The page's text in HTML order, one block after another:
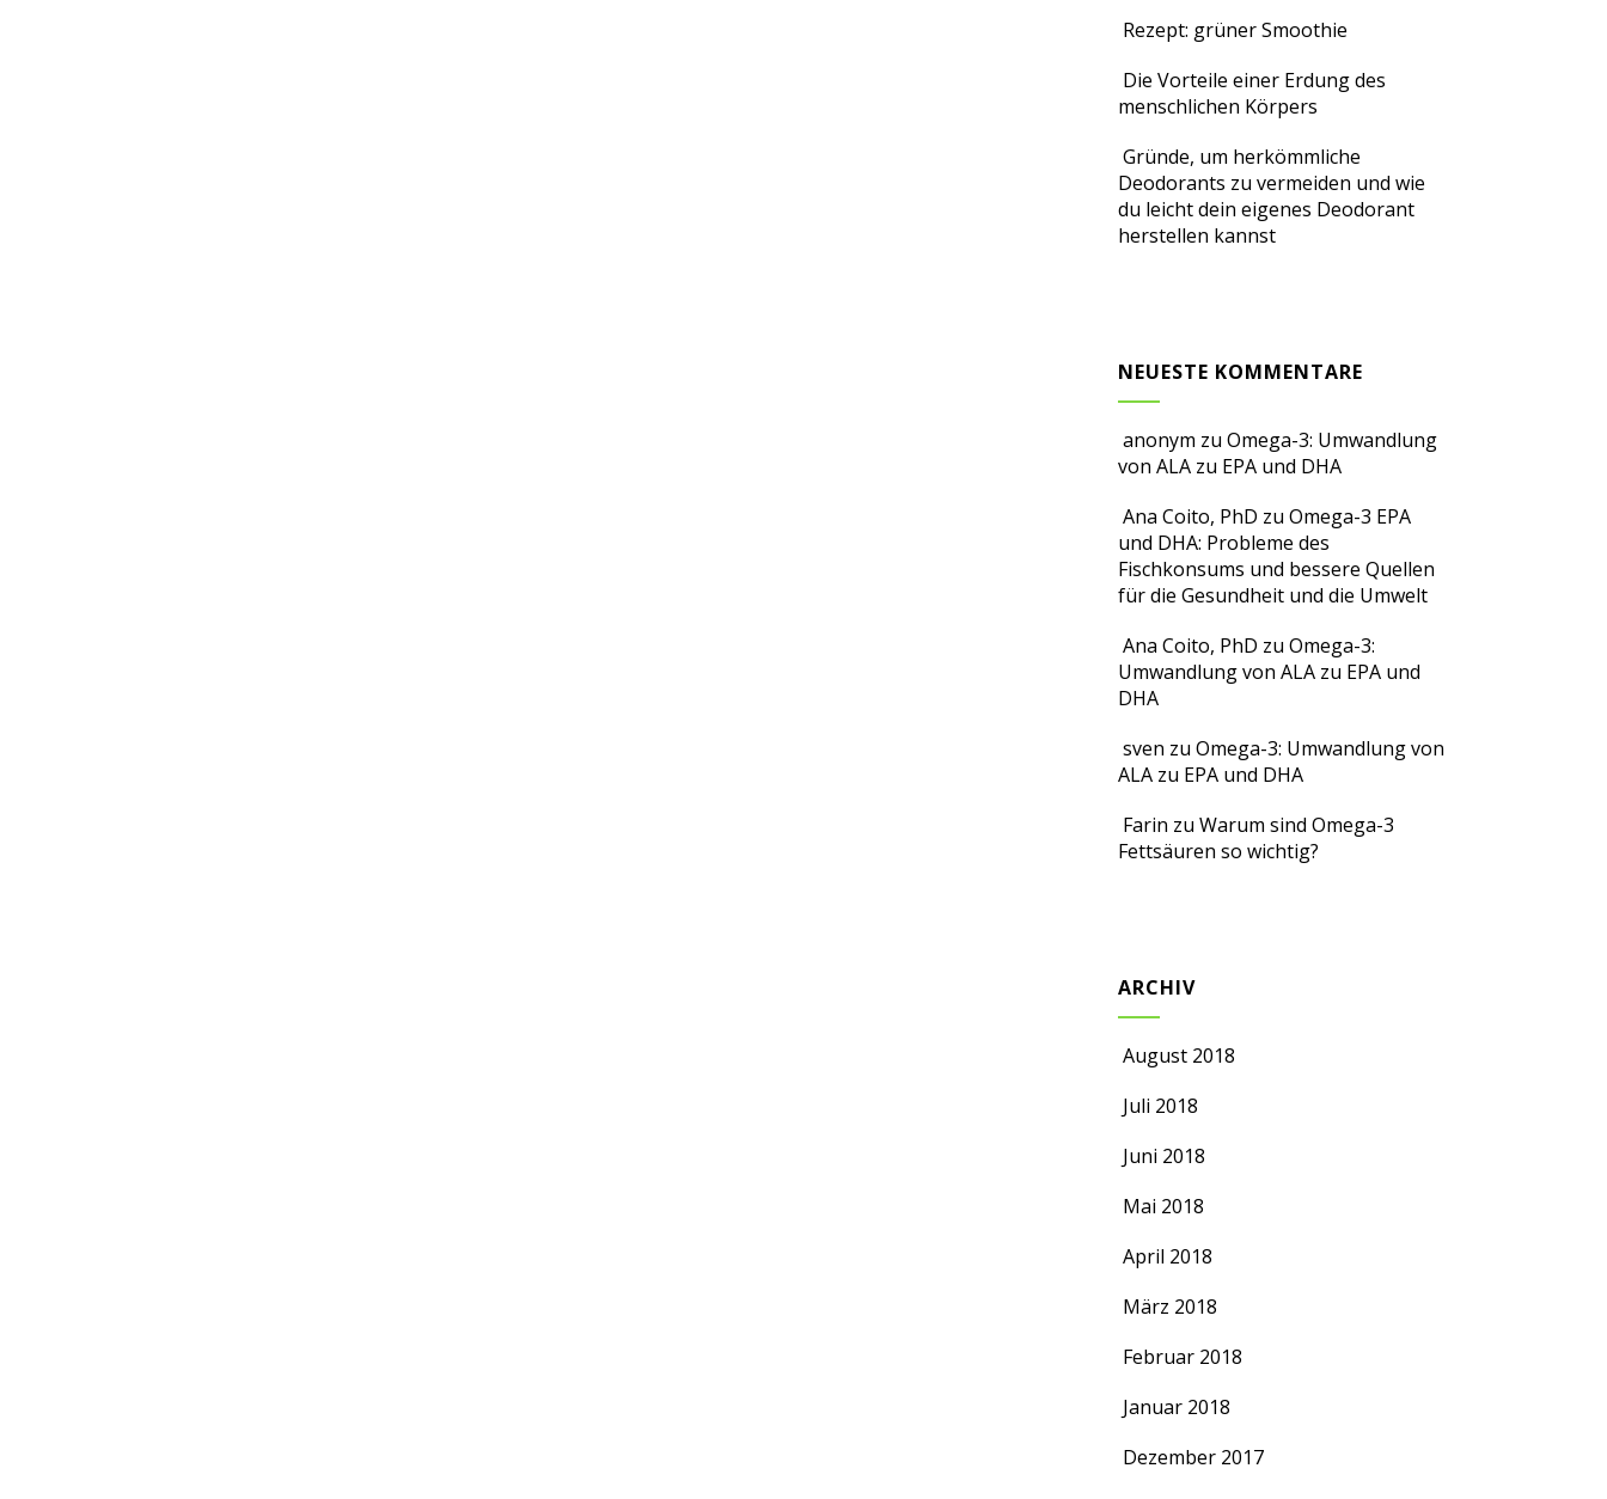
Rezept: grüner Smoothie
Die Vorteile einer Erdung des
menschlichen Körpers
Gründe, um herkömmliche
Deodorants zu vermeiden und wie
du leicht dein eigenes Deodorant
herstellen kannst
NEUESTE KOMMENTARE
anonym zu Omega-3: Umwandlung
von ALA zu EPA und DHA
Ana Coito, PhD zu Omega-3 EPA
und DHA: Probleme des
Fischkonsums und bessere Quellen
für die Gesundheit und die Umwelt
Ana Coito, PhD zu Omega-3:
Umwandlung von ALA zu EPA und
DHA
sven zu Omega-3: Umwandlung von
ALA zu EPA und DHA
Farin zu Warum sind Omega-3
Fettsäuren so wichtig?
ARCHIV
August 2018
Juli 2018
Juni 2018
Mai 2018
April 2018
März 2018
Februar 2018
Januar 2018
Dezember 2017